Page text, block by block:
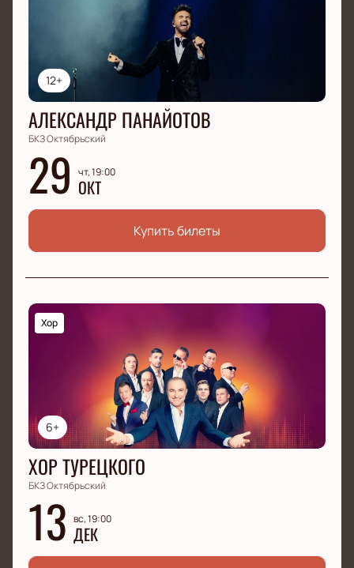
12+
АЛЕКСАНДР ПАНАЙОТОВ
БКЗ Октябрьский
29 чт, 19:00
ОКТ
Купить билеты
6+
Хор
ХОР ТУРЕЦКОГО
БКЗ Октябрьский
13 вс, 19:00
ДЕК